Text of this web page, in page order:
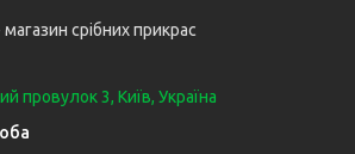
срібних прикрас
провулок 3, Київ, Україна